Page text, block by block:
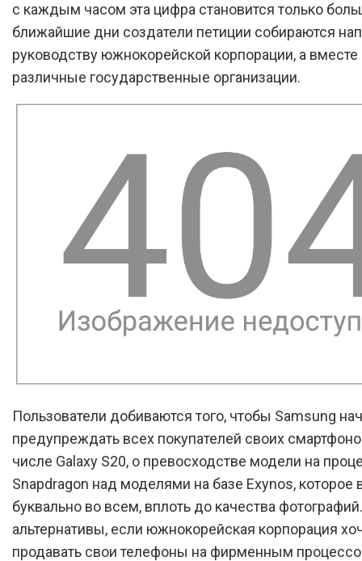
с каждым часом эта цифра становится только
ближайшие дни создатели петиции собираются
руководству южнокорейской корпорации, а вместе
различные государственные организации.
Пользователи добиваются того, чтобы Samsung
предупреждать всех покупателей своих
числе Galaxy S20, о превосходстве модели на
Snapdragon над моделями на базе Exynos, которое
буквально во всем, вплоть до качества
альтернативы, если южнокорейская корпорация
продавать свои телефоны на фирменным